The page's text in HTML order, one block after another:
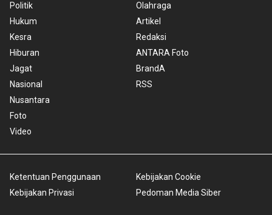
Politik
Hukum
Kesra
Hiburan
Jagat
Nasional
Nusantara
Foto
Video
Olahraga
Artikel
Redaksi
ANTARA Foto
BrandA
RSS
Ketentuan Penggunaan
Kebijakan Privasi
Kebijakan Cookie
Pedoman Media Siber